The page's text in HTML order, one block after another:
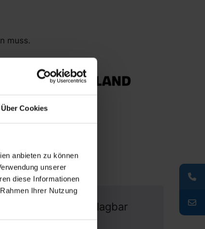
Über Cookies
anbieten zu können
unserer
diese Informationen
Ihrer Nutzung
muss.
Produkte zu unschlagbar
Preisen